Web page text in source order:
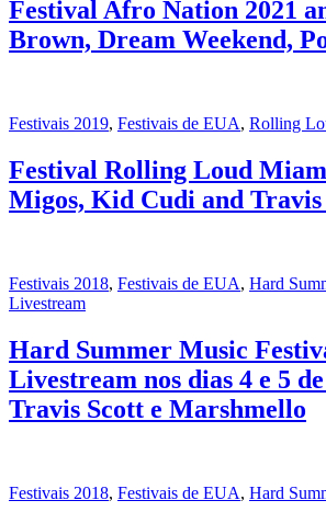
Festival Afro Nation 2021
Brown, Dream Weekend,
Festivais 2019, Festivais de EUA, Rolling
Festival Rolling Loud
Migos, Kid Cudi and Travis
Festivais 2018, Festivais de EUA, Hard
Livestream
Hard Summer Music
Livestream nos dias 4 e 5
Travis Scott e Marshmello
Festivais 2018, Festivais de EUA, Hard